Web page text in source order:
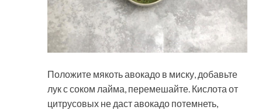
Положите мякоть авокадо в миску, добавьте
лук с соком лайма, перемешайте. Кислота от
цитрусовых не даст авокадо потемнеть,